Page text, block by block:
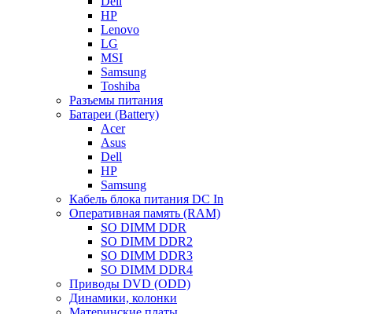
HP
Lenovo
LG
MSI
Samsung
Toshiba
Разъемы питания
Батареи (Battery)
Acer
Asus
Dell
HP
Samsung
Кабель блока питания DC In
Оперативная память (RAM)
SO DIMM DDR
SO DIMM DDR2
SO DIMM DDR3
SO DIMM DDR4
Приводы DVD (ODD)
Динамики, колонки